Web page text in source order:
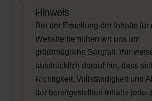
Hinweis
Bei der Erstellung der Inhalte für
Website bemühen wir uns um
größtmögliche Sorgfalt. Wir
ausdrücklich darauf hin, dass
Richtigkeit, Vollständigkeit und
der bereitgestellten Inhalte